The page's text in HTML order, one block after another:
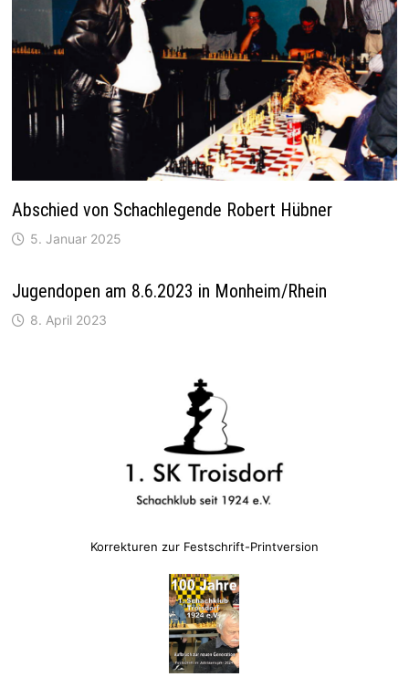
Abschied von Schachlegende Robert Hübner
5. Januar 2025
Jugendopen am 8.6.2023 in Monheim/Rhein
8. April 2023
Korrekturen zur Festschrift-Printversion